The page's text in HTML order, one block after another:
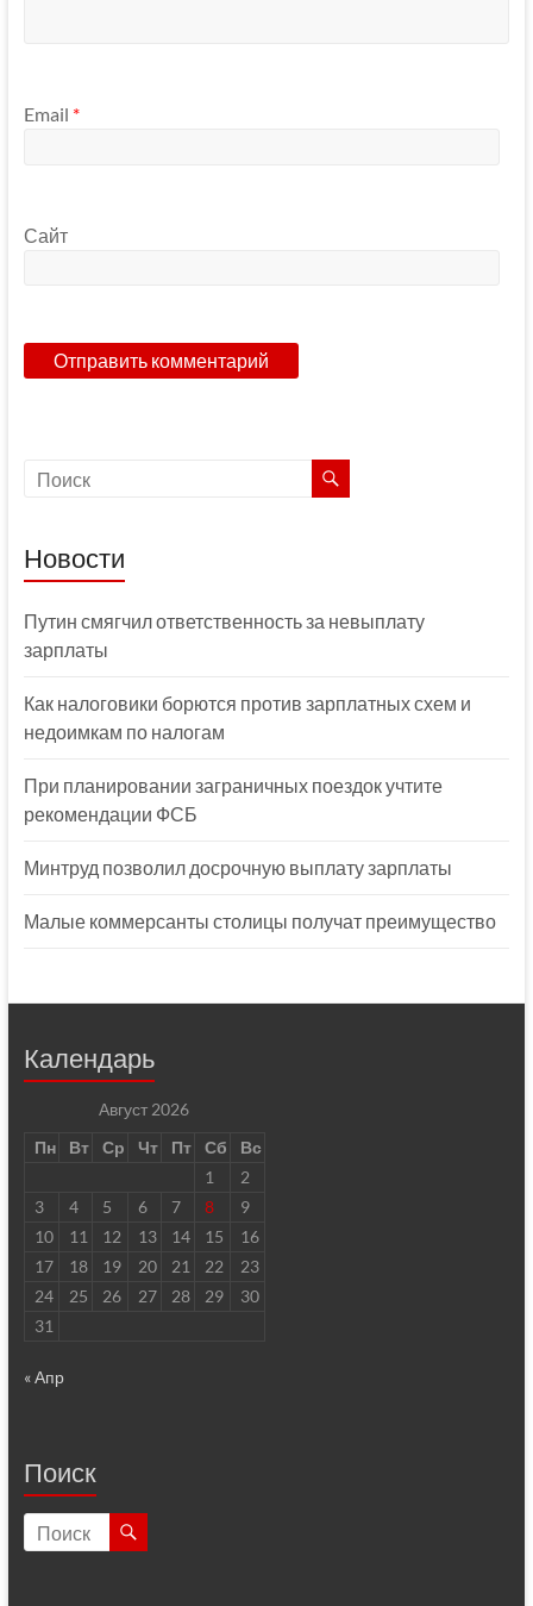
Email *
Сайт
Новости
Путин смягчил ответственность за невыплату
зарплаты
Как налоговики борются против зарплатных схем и
недоимкам по налогам
При планировании заграничных поездок учтите
рекомендации ФСБ
Минтруд позволил досрочную выплату зарплаты
Малые коммерсанты столицы получат преимущество
Календарь
Август 2026
Пн
Вт Ср Чт Пт Сб
Вс
1
2
3
4 5 6 7 8
9
10
11 12 13 14 15
16
17
18 19 20 21 22
23
24
25 26 27 28 29
30
31
« Апр
Поиск